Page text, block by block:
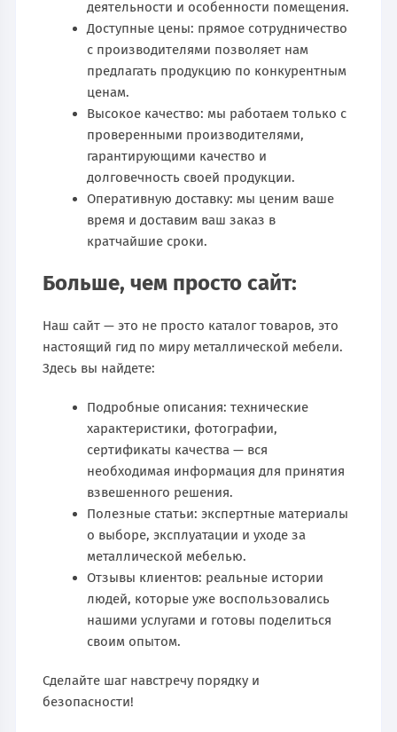
деятельности и особенности помещения.
Доступные цены: прямое сотрудничество
с производителями позволяет нам
предлагать продукцию по конкурентным
ценам.
Высокое качество: мы работаем только с
проверенными производителями,
гарантирующими качество и
долговечность своей продукции.
Оперативную доставку: мы ценим ваше
время и доставим ваш заказ в
кратчайшие сроки.
Больше, чем просто сайт:
Наш сайт — это не просто каталог товаров, это
настоящий гид по миру металлической мебели.
Здесь вы найдете:
Подробные описания: технические
характеристики, фотографии,
сертификаты качества — вся
необходимая информация для принятия
взвешенного решения.
Полезные статьи: экспертные материалы
о выборе, эксплуатации и уходе за
металлической мебелью.
Отзывы клиентов: реальные истории
людей, которые уже воспользовались
нашими услугами и готовы поделиться
своим опытом.
Сделайте шаг навстречу порядку и
безопасности!